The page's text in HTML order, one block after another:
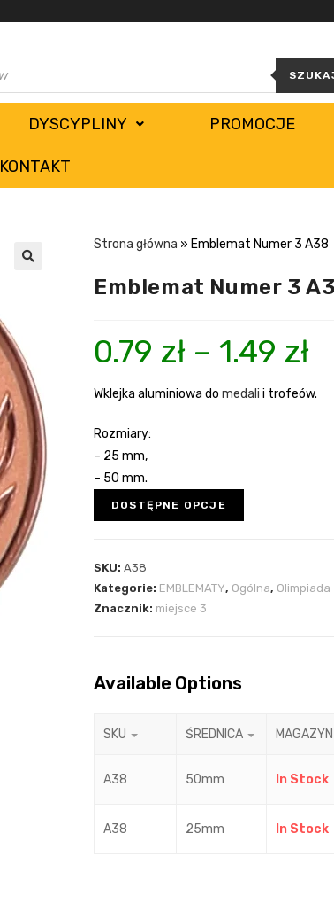
DYSCYPLINY PROMOCJE
KONTAKT
Strona główna » Emblemat Numer 3 A38
Emblemat Numer 3
0.79 zł – 1.49 zł
Wklejka aluminiowa do medali i trofeów.
Rozmiary:
– 25 mm,
– 50 mm.
DOSTĘPNE OPCJE
SKU: A38
Kategorie: EMBLEMATY, Ogólna, Olimpiada
Znacznik: miejsce 3
Available Options
SKU ŚREDNICA MAGAZYN
A38 50mm In Stock
A38 25mm In Stock